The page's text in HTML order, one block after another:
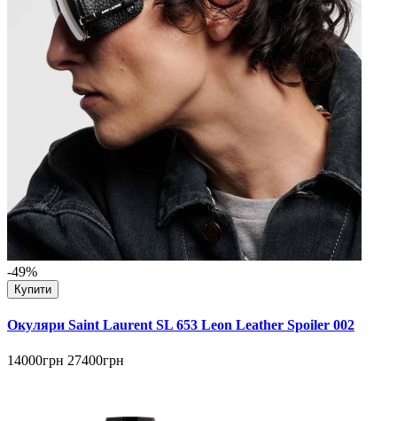
-49%
Купити
Окуляри Saint Laurent SL 653 Leon Leather Spoiler 002
14000грн 27400грн